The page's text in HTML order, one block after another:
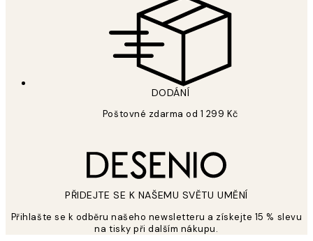
DODÁNÍ
Poštovné zdarma od 1 299 Kč
PŘIDEJTE SE K NAŠEMU SVĚTU UMĚNÍ
Přihlašte se k odběru našeho newsletteru a získejte 15 % slevu
na tisky při dalším nákupu.